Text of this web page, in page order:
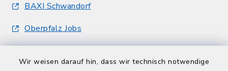
Wir weisen darauf hin, dass wir technisch notwendige
BAXI Schwandorf
Oberpfalz Jobs